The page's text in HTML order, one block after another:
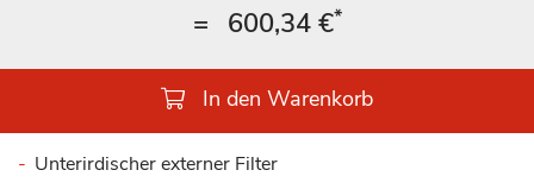
= 600,34 €*
In den Warenkorb
Unterirdischer externer Filter